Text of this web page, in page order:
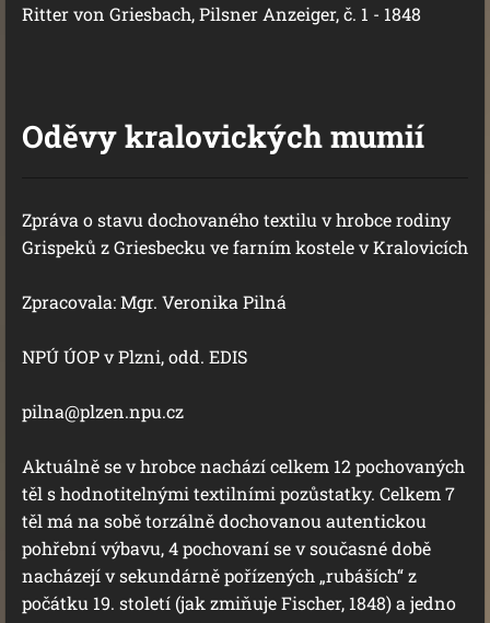
Ritter von Griesbach, Pilsner Anzeiger, č. 1 - 1848
Oděvy kralovických mumií
Zpráva o stavu dochovaného textilu v hrobce rodiny
Grispeků z Griesbecku ve farním kostele v Kralovicích
Zpracovala: Mgr. Veronika Pilná
NPÚ ÚOP v Plzni, odd. EDIS
pilna@plzen.npu.cz
Aktuálně se v hrobce nachází celkem 12 pochovaných
těl s hodnotitelnými textilními pozůstatky. Celkem 7
těl má na sobě torzálně dochovanou autentickou
pohřební výbavu, 4 pochovaní se v současné době
nacházejí v sekundárně pořízených „rubáších“ z
počátku 19. století (jak zmiňuje Fischer, 1848) a jedno